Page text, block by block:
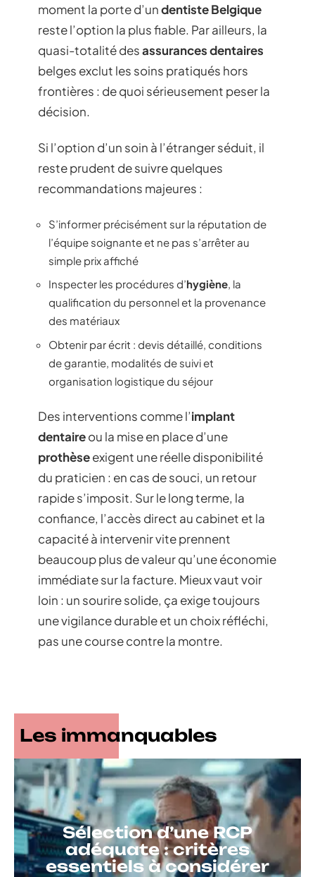
moment la porte d’undentiste Belgique
reste l’option la plus fiable. Par ailleurs, la
quasi-totalité desassurances dentaires
belges exclut les soins pratiqués hors
frontières : de quoi sérieusement peser la
décision.
Si l’option d’un soin à l’étranger séduit, il
reste prudent de suivre quelques
recommandations majeures :
S’informer précisément sur la réputation de
l’équipe soignante et ne pas s’arrêter au
simple prix affiché
Inspecter les procédures d’hygiène, la
qualification du personnel et la provenance
des matériaux
Obtenir par écrit : devis détaillé, conditions
de garantie, modalités de suivi et
organisation logistique du séjour
Des interventions comme l’implant
dentaireou la mise en place d’une
prothèseexigent une réelle disponibilité
du praticien : en cas de souci, un retour
rapide s’imposit. Sur le long terme, la
confiance, l’accès direct au cabinet et la
capacité à intervenir vite prennent
beaucoup plus de valeur qu’une économie
immédiate sur la facture. Mieux vaut voir
loin : un sourire solide, ça exige toujours
une vigilance durable et un choix réfléchi,
pas une course contre la montre.
Les immanquables
Sélection d’une RCP
adéquate : critères
essentiels à considérer